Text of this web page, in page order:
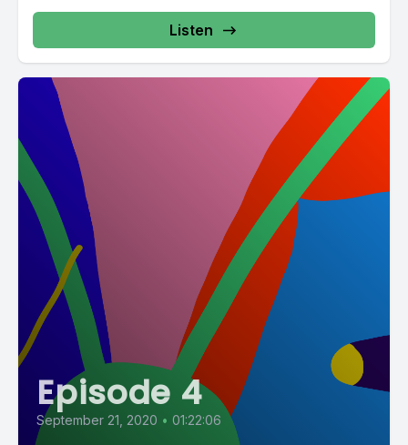
Listen
Episode 4
September 21, 2020 • 01:22:06